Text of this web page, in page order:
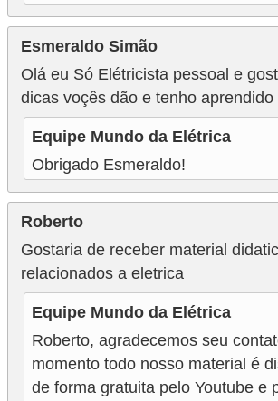
Esmeraldo Simão
Olá eu Só Elétricista pessoal e
dicas voçês dão e tenho aprendido
Equipe Mundo da Elétrica
Obrigado Esmeraldo!
Roberto
Gostaria de receber material
relacionados a eletrica
Equipe Mundo da Elétrica
Roberto, agradecemos seu
momento todo nosso material é
de forma gratuita pelo Youtube e